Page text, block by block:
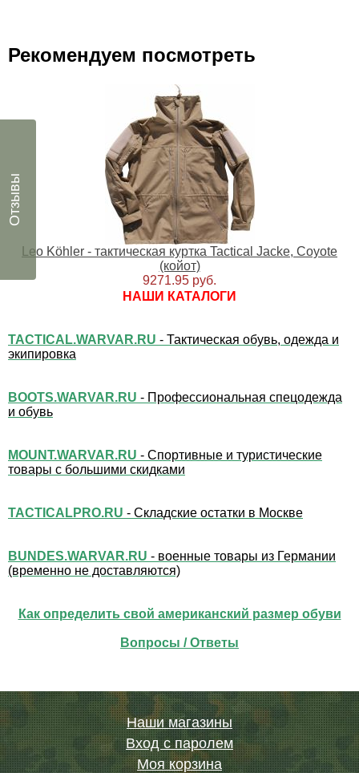
Рекомендуем посмотреть
Leo Köhler - тактическая куртка Tactical Jacke, Coyote
(койот)
9271.95 руб.
НАШИ КАТАЛОГИ
TACTICAL.WARVAR.RU - Тактическая обувь, одежда и
экипировка
BOOTS.WARVAR.RU - Профессиональная спецодежда
и обувь
MOUNT.WARVAR.RU - Спортивные и туристические
товары с большими скидками
TACTICALPRO.RU - Складские остатки в Москве
BUNDES.WARVAR.RU - военные товары из Германии
(временно не доставляются)
Как определить свой американский размер обуви
Вопросы / Ответы
Отзывы
Наши магазины
Вход с паролем
Моя корзина